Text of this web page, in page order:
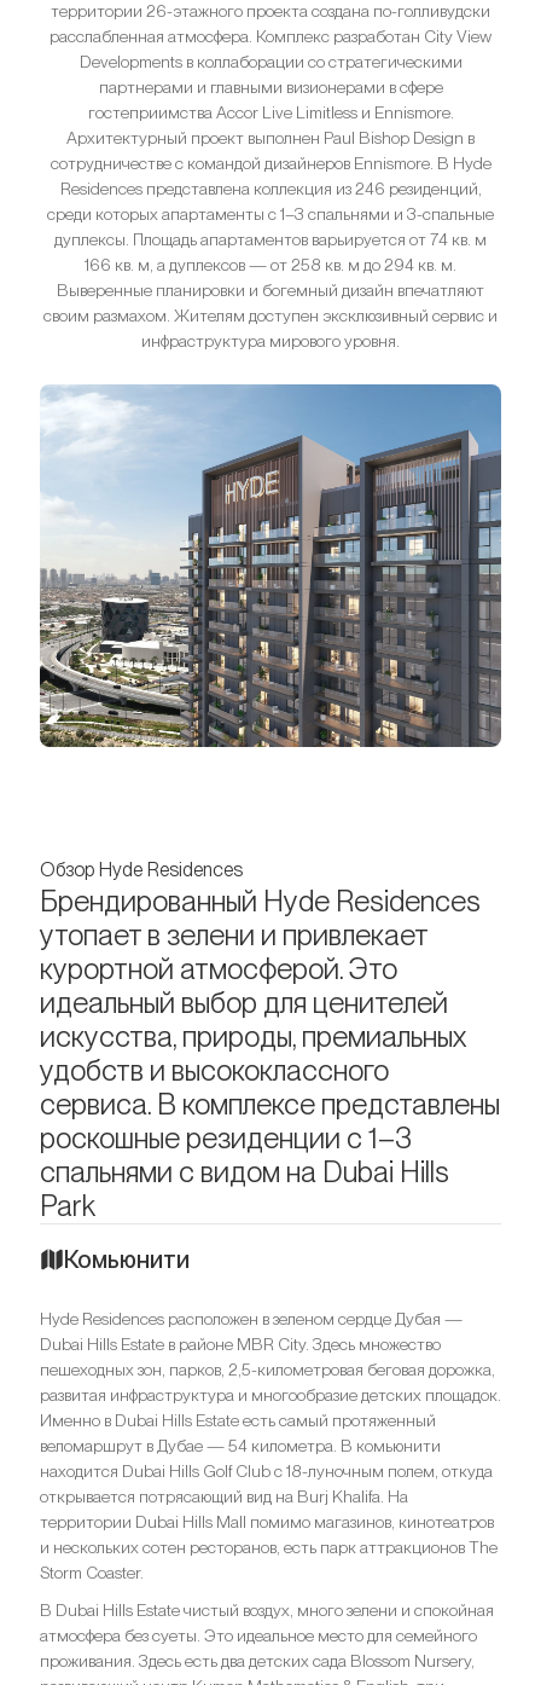
территории 26-этажного проекта создана по-голливудски
расслабленная атмосфера. Комплекс разработан City View
Developments в коллаборации со стратегическими
партнерами и главными визионерами в сфере
гостеприимства Accor Live Limitless и Ennismore.
Архитектурный проект выполнен Paul Bishop Design в
сотрудничестве с командой дизайнеров Ennismore. В Hyde
Residences представлена коллекция из 246 резиденций,
среди которых апартаменты с 1–3 спальнями и 3-спальные
дуплексы. Площадь апартаментов варьируется от 74 кв. м
166 кв. м, а дуплексов — от 258 кв. м до 294 кв. м.
Выверенные планировки и богемный дизайн впечатляют
своим размахом. Жителям доступен эксклюзивный сервис и
инфраструктура мирового уровня.
Обзор Hyde Residences
Брендированный Hyde Residences
утопает в зелени и привлекает
курортной атмосферой. Это
идеальный выбор для ценителей
искусства, природы, премиальных
удобств и высококлассного
сервиса. В комплексе представлены
роскошные резиденции с 1–3
спальнями с видом на Dubai Hills
Park
Комьюнити
Hyde Residences расположен в зеленом сердце Дубая —
Dubai Hills Estate в районе MBR City. Здесь множество
пешеходных зон, парков, 2,5-километровая беговая дорожка,
развитая инфраструктура и многообразие детских площадок.
Именно в Dubai Hills Estate есть самый протяженный
веломаршрут в Дубае — 54 километра. В комьюнити
находится Dubai Hills Golf Club с 18-луночным полем, откуда
открывается потрясающий вид на Burj Khalifa. На
территории Dubai Hills Mall помимо магазинов, кинотеатров
и нескольких сотен ресторанов, есть парк аттракционов The
Storm Coaster.
В Dubai Hills Estate чистый воздух, много зелени и спокойная
атмосфера без суеты. Это идеальное место для семейного
проживания. Здесь есть два детских сада Blossom Nursery,